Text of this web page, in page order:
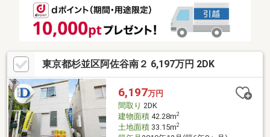
り、買い物施設があるので普段使いしやすい、エリアとなりま
東京都杉並区阿佐谷南２ 6,197万円 2DK
6,197万円
間取り 2DK
建物面積42.28m2
土地面積33.15m2